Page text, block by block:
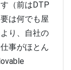
（前はDTP
は何でも屋
り、自社の
事がほとん